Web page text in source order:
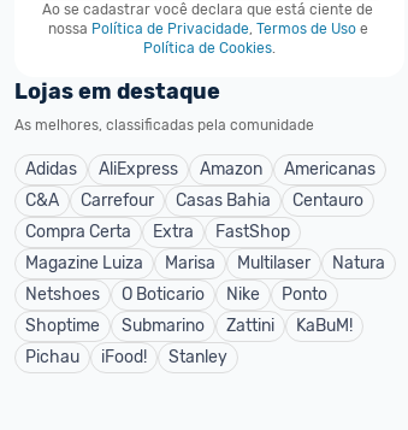
Ao se cadastrar você declara que está ciente de
nossa Política de Privacidade, Termos de Uso e
Política de Cookies.
Lojas em destaque
As melhores, classificadas pela comunidade
Adidas AliExpress Amazon
Americanas
C&A
Carrefour Casas Bahia
Centauro
Compra Certa
Extra
FastShop
Magazine Luiza
Marisa Multilaser
Natura
Netshoes
O Boticario Nike
Ponto
Shoptime
Submarino Zattini
KaBuM!
Pichau
iFood! Stanley